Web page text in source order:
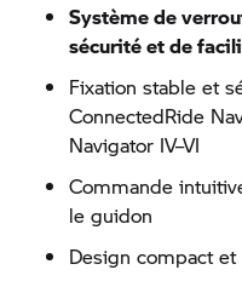
Système de
sécurité et de
Fixation stable et
ConnectedRide
Navigator IV–VI
Commande
le guidon
Design compact